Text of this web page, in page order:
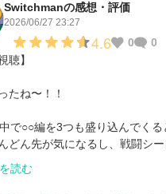
Switchmanの感想・評価
2026/06/27 23:27
4.6 0
0
聴】
たね〜！！
で○○編を3つも盛り込んでく
どん先が気になるし、戦闘シ
読む